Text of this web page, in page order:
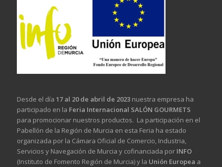
Desde el día 17 al 20 de abril de 2023nuestra empresa ha
participado en la Feria Internacional SALÓN GOURMETS
para promocionar nuestros productos. La participación en el
Pabellón de la Región de Murcia en esta Feria ha estado
organizada por la Cámara Oficial de Comercio, Industria,
Servicios y Navegación de Murcia y cofinanciada por INFO
(Instituto de Fomento Región de Murcia) y la Unión Europea a